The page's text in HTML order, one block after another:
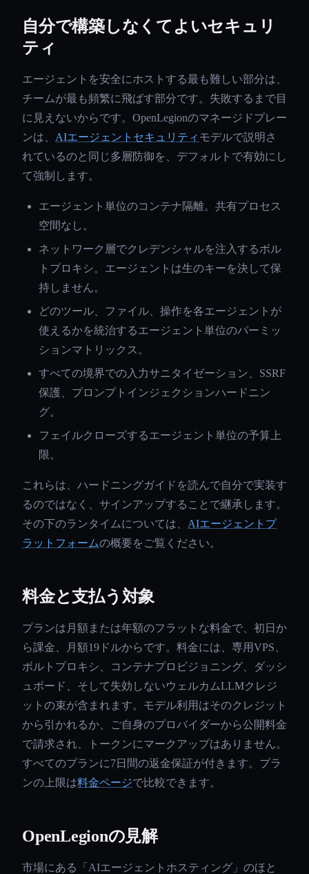
自分で構築しなくてよいセキュリ
ティ
エージェントを安全にホストする最も難しい部分は、
チームが最も頻繁に飛ばす部分です。失敗するまで目
に見えないからです。OpenLegionのマネージドプレー
ンは、 AIエージェントセキュリティ モデルで説明さ
れているのと同じ多層防御を、デフォルトで有効にし
て強制します。
エージェント単位のコンテナ隔離。共有プロセス
空間なし。
ネットワーク層でクレデンシャルを注入するボル
トプロキシ。エージェントは生のキーを決して保
持しません。
どのツール、ファイル、操作を各エージェントが
使えるかを統治するエージェント単位のパーミッ
ションマトリックス。
すべての境界での入力サニタイゼーション、SSRF
保護、プロンプトインジェクションハードニン
グ。
フェイルクローズするエージェント単位の予算上
限。
これらは、ハードニングガイドを読んで自分で実装す
るのではなく、サインアップすることで継承します。
その下のランタイムについては、 AIエージェントプ
ラットフォームの概要をご覧ください。
料金と支払う対象
プランは月額または年額のフラットな料金で、初日か
ら課金、月額19ドルからです。料金には、専用VPS、
ボルトプロキシ、コンテナプロビジョニング、ダッシ
ュボード、そして失効しないウェルカムLLMクレジ
ットの束が含まれます。モデル利用はそのクレジット
から引かれるか、ご自身のプロバイダーから公開料金
で請求され、トークンにマークアップはありません。
すべてのプランに7日間の返金保証が付きます。プラ
ンの上限は料金ページで比較できます。
OpenLegionの見解
市場にある「AIエージェントホスティング」のほと